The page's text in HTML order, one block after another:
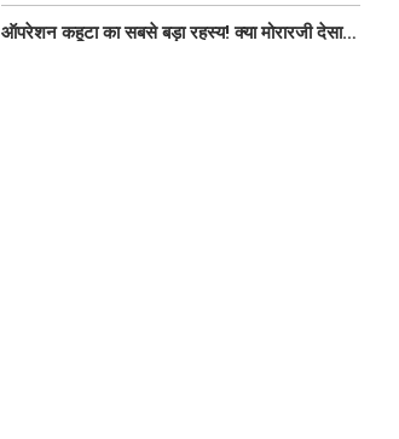
निजीकरण की डील पर बढ़ी हलचल
ऑपरेशन कहूटा का सबसे बड़ा रहस्य! क्या मोरारजी देसाई